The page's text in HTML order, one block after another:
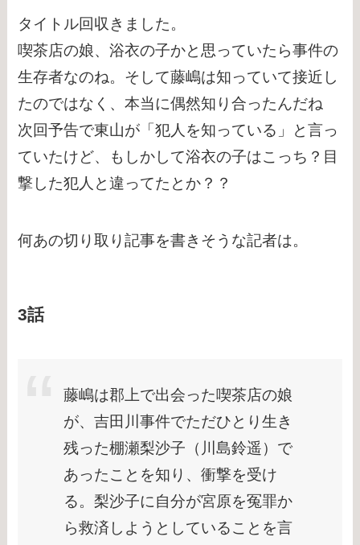
タイトル回収きました。
喫茶店の娘、浴衣の子かと思っていたら事件の
生存者なのね。そして藤嶋は知っていて接近し
たのではなく、本当に偶然知り合ったんだね
次回予告で東山が「犯人を知っている」と言っ
ていたけど、もしかして浴衣の子はこっち？目
撃した犯人と違ってたとか？？
何あの切り取り記事を書きそうな記者は。
3話
藤嶋は郡上で出会った喫茶店の娘
が、吉田川事件でただひとり生き
残った棚瀬梨沙子（川島鈴遥）で
あったことを知り、衝撃を受け
る。梨沙子に自分が宮原を冤罪か
ら救済しようとしていることを言